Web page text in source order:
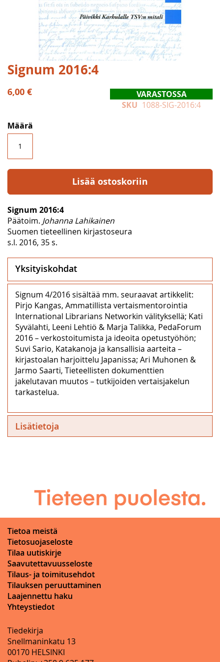
Skip
to
the
beginning
images
gallery
Signum 2016:4
6,00 €
VARASTOSSA
SKU 1088-SIG-2016:4
Määrä
Lisää ostoskoriin
Signum 2016:4
Päätoim. Johanna Lahikainen
Suomen tieteellinen kirjastoseura
s.l. 2016, 35 s.
Yksityiskohdat
Signum 4/2016 sisältää mm. seuraavat artikkelit:
Pirjo Kangas, Ammatillista vertaismentorointia
International Librarians Networkin välityksellä; Kati
Syvälahti, Leeni Lehtiö & Marja Talikka, PedaForum
2016 – verkostoitumista ja ideoita opetustyöhön;
Suvi Sario, Katakanoja ja kansallisia aarteita –
kirjastoalan harjoittelu Japanissa; Ari Muhonen &
Jarmo Saarti, Tieteellisten dokumenttien
jakelutavan muutos – tutkijoiden vertaisjakelun
tarkastelua.
Lisätietoja
Tietoa meistä
Tietosuojaseloste
Tilaa uutiskirje
Saavutettavuusseloste
Tilaus- ja toimitusehdot
Tilauksen peruuttaminen
Laajennettu haku
Yhteystiedot
Tiedekirja
Snellmaninkatu 13
00170 HELSINKI